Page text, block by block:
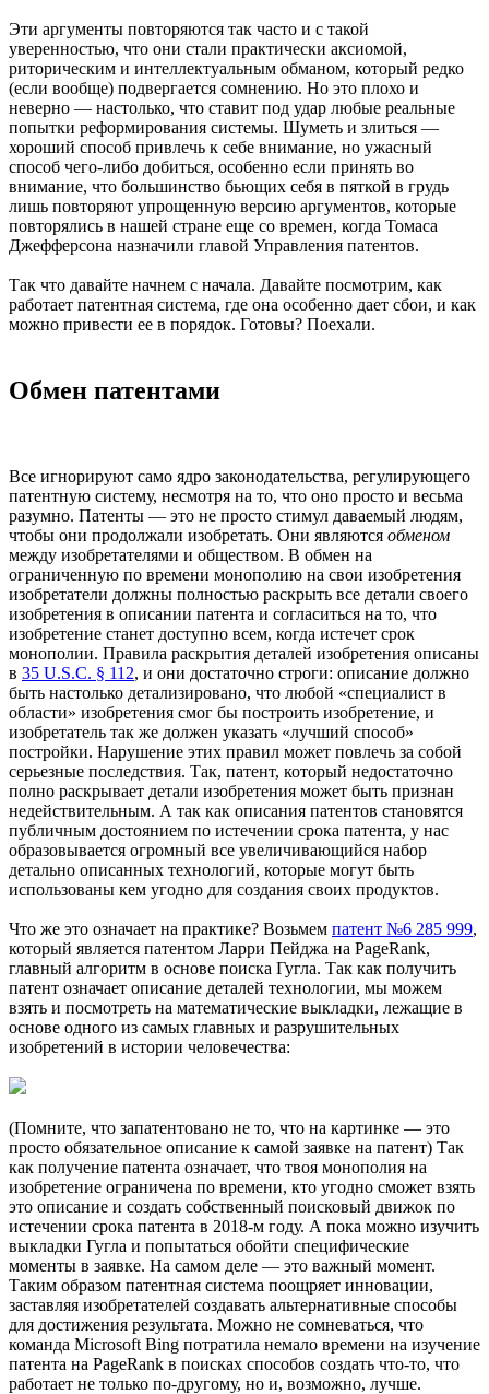
Эти аргументы повторяются так часто и с такой
уверенностью, что они стали практически аксиомой,
риторическим и интеллектуальным обманом, который редко
(если вообще) подвергается сомнению. Но это плохо и
неверно — настолько, что ставит под удар любые реальные
попытки реформирования системы. Шуметь и злиться —
хороший способ привлечь к себе внимание, но ужасный
способ чего-либо добиться, особенно если принять во
внимание, что большинство бьющих себя в пяткой в грудь
лишь повторяют упрощенную версию аргументов, которые
повторялись в нашей стране еще со времен, когда Томаса
Джефферсона назначили главой Управления патентов.
Так что давайте начнем с начала. Давайте посмотрим, как
работает патентная система, где она особенно дает сбои, и как
можно привести ее в порядок. Готовы? Поехали.
Обмен патентами
Все игнорируют само ядро законодательства, регулирующего
патентную систему, несмотря на то, что оно просто и весьма
разумно. Патенты — это не просто стимул даваемый людям,
чтобы они продолжали изобретать. Они являются обменом
между изобретателями и обществом. В обмен на
ограниченную по времени монополию на свои изобретения
изобретатели должны полностью раскрыть все детали своего
изобретения в описании патента и согласиться на то, что
изобретение станет доступно всем, когда истечет срок
монополии. Правила раскрытия деталей изобретения описаны
в 35 U.S.C. § 112, и они достаточно строги: описание должно
быть настолько детализировано, что любой «специалист в
области» изобретения смог бы построить изобретение, и
изобретатель так же должен указать «лучший способ»
постройки. Нарушение этих правил может повлечь за собой
серьезные последствия. Так, патент, который недостаточно
полно раскрывает детали изобретения может быть признан
недействительным. А так как описания патентов становятся
публичным достоянием по истечении срока патента, у нас
образовывается огромный все увеличивающийся набор
детально описанных технологий, которые могут быть
использованы кем угодно для создания своих продуктов.
Что же это означает на практике? Возьмем патент №6 285 999,
который является патентом Ларри Пейджа на PageRank,
главный алгоритм в основе поиска Гугла. Так как получить
патент означает описание деталей технологии, мы можем
взять и посмотреть на математические выкладки, лежащие в
основе одного из самых главных и разрушительных
изобретений в истории человечества:
(Помните, что запатентовано не то, что на картинке — это
просто обязательное описание к самой заявке на патент) Так
как получение патента означает, что твоя монополия на
изобретение ограничена по времени, кто угодно сможет взять
это описание и создать собственный поисковый движок по
истечении срока патента в 2018-м году. А пока можно изучить
выкладки Гугла и попытаться обойти специфические
моменты в заявке. На самом деле — это важный момент.
Таким образом патентная система поощряет инновации,
заставляя изобретателей создавать альтернативные способы
для достижения результата. Можно не сомневаться, что
команда Microsoft Bing потратила немало времени на изучение
патента на PageRank в поисках способов создать что-то, что
работает не только по-другому, но и, возможно, лучше.